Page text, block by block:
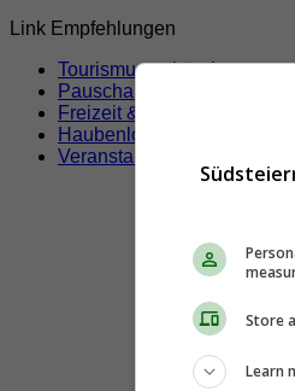
Link Empfehlungen
Tourismusverbände
Pauschalangebote
Freizeit & Sport
Haubenlokale
Veranstaltungen
Store
Learn